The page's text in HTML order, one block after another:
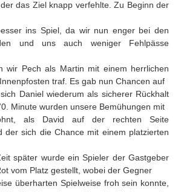
das Ziel knapp verfehlte. Zu Beginn der
ins Spiel, da wir nun enger bei den
und uns auch weniger Fehlpässe
wir Pech als Martin mit einem herrlichen
traf. Es gab nun Chancen auf
Daniel wiederum als sicherer Rückhalt
Minute wurden unsere Bemühungen mit
als David auf der rechten Seite
der sich die Chance mit einem platzierten
später wurde ein Spieler der Gastgeber
vom Platz gestellt, wobei der Gegner
überharten Spielweise froh sein konnte,